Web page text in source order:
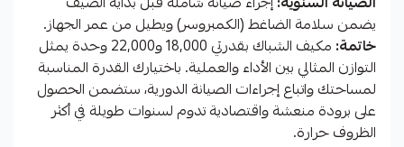
يضمن سلامة الضاغط (الكمبروسر) ويطيل من عمر الجهاز.
خاتمة:
مكيف الشباك بقدرتي 18,000 و22,000 وحدة يمثل
التوازن المثالي بين الأداء والعملية. باختيارك القدرة المناسبة
لمساحتك واتباع إجراءات الصيانة الدورية، ستضمن الحصول
على برودة منعشة واقتصادية تدوم لسنوات طويلة في أكثر
الظروف حرارة.